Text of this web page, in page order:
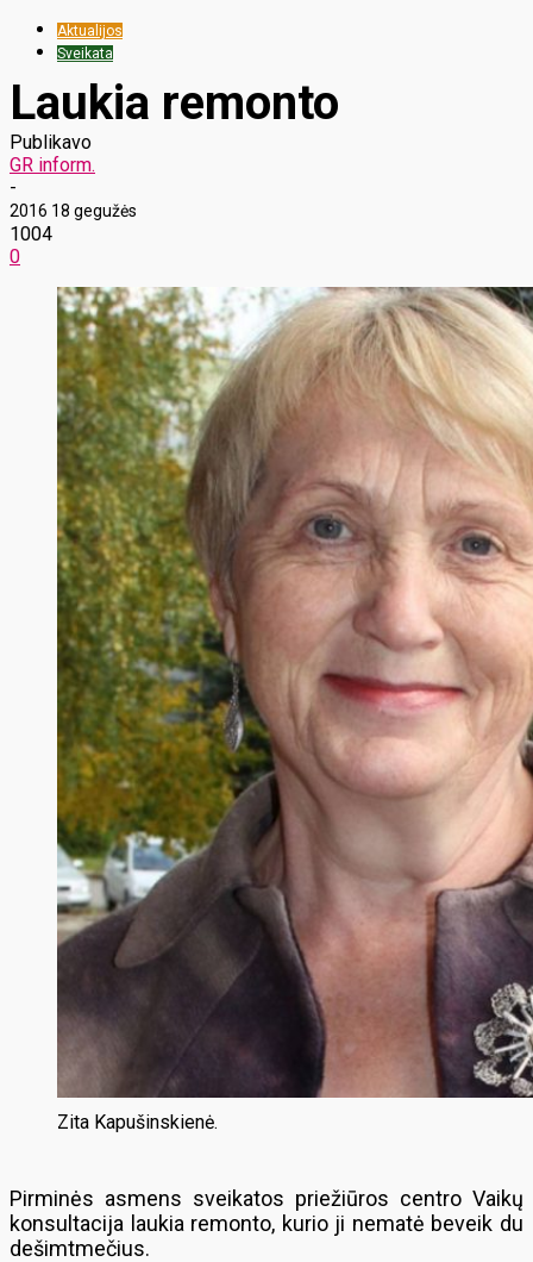
Aktualijos
Sveikata
Laukia remonto
Publikavo
GR inform.
-
2016 18 gegužės
1004
0
Zita Kapušinskienė.
Pirminės asmens sveikatos priežiūros centro Vaikų
konsultacija laukia remonto, kurio ji nematė beveik du
dešimtmečius.